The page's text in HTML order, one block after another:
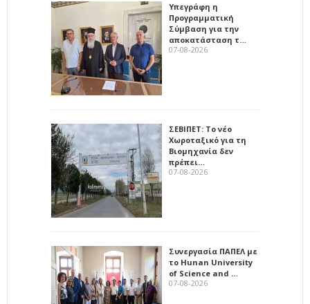
Υπεγράφη η
Προγραμματική
Σύμβαση για την
αποκατάσταση τ…
07-08-2026
ΣΕΒΙΠΕΤ: Το νέο
Χωροταξικό για τη
Βιομηχανία δεν
πρέπει…
07-08-2026
Συνεργασία ΠΑΠΕΛ με
το Hunan University
of Science and …
07-08-2026